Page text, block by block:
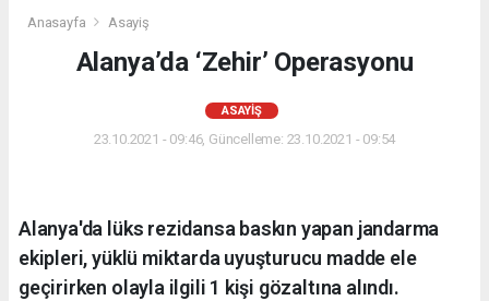
Anasayfa Asayiş
Alanya’da ‘Zehir’ Operasyonu
ASAYIŞ
23.10.2021 - 09:46, Güncelleme: 23.10.2021 - 09:54
Alanya'da lüks rezidansa baskın yapan jandarma
ekipleri, yüklü miktarda uyuşturucu madde ele
geçirirken olayla ilgili 1 kişi gözaltına alındı.